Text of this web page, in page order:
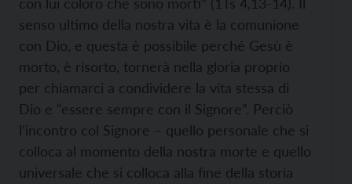
senso ultimo della nostra vita è la comunione
con Dio, e questa è possibile perché Gesù è
morto, è risorto, tornerà nella gloria proprio
per chiamarci a condividere la vita stessa di
Dio e “essere sempre con il Signore”. Perciò
l’incontro col Signore – quello personale che si
colloca al momento della nostra morte e quello
universale che si colloca alla fine della storia